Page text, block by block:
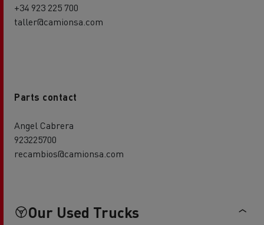
+34 923 225 700
taller@camionsa.com
Parts contact
Angel Cabrera
923225700
recambios@camionsa.com
Our Used Trucks